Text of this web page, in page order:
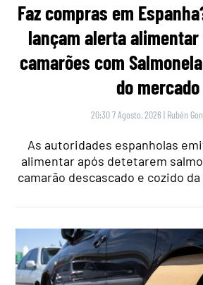
Faz compras em
lançam alerta
camarões com
do mercado
20:30 7 Agosto, 2026 | Rubén
As autoridades espanholas
alimentar após detetarem
camarão descascado e cozido da